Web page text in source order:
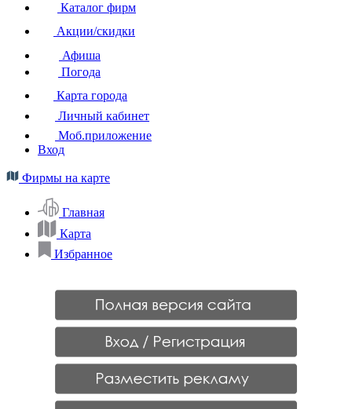
Каталог фирм
Акции/скидки
Афиша
Погода
Карта города
Личный кабинет
Моб.приложение
Вход
Фирмы на карте
Главная
Карта
Избранное